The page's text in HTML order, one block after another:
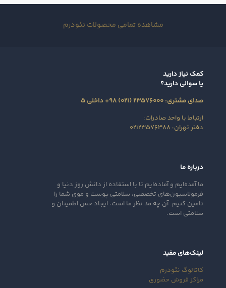
از 5
مشاهده تمامی محصولات نئودرم
کمک نیاز دارید
یا سوالی دارید؟
صدای مشتری: ۲۳۵۷۶۰۰۰ (۰۲۱) ۹۸+ داخلی ۵
ارتباط با واحد صادرات:
دفتر تهران: ۰۲۱۲۳۵۷۶۳۸۸
درباره ما
ما آمده‌ایم و آماده‌ایم تا با استفاده از دانش روز دنیا و
فرمولاسیون‌های تخصصی، سلامتی پوست و موی شما را
تامین کنیم. آن‌ چه مد نظر ما است، ایجاد حس اطمینان و
سلامتی است.
لینک‌های مفید
کاتالوگ نئودرم
مراکز فروش حضوری